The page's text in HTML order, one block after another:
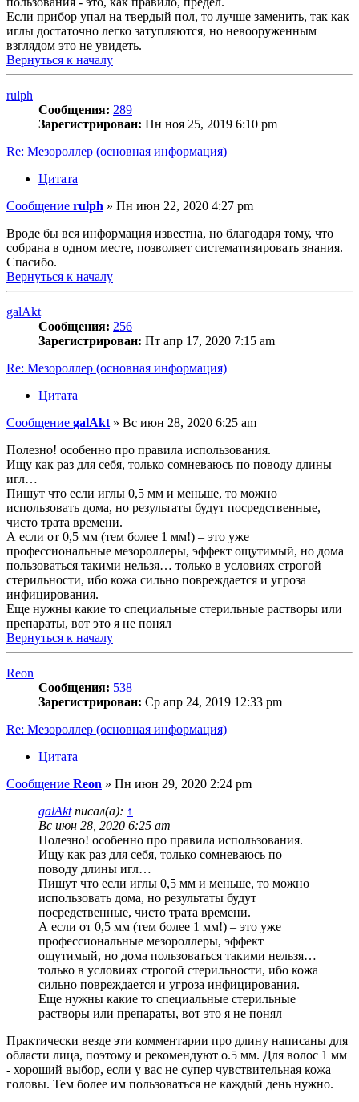
Если прибор упал на твердый пол, то лучше заменить, так как
иглы достаточно легко затупляются, но невооруженным
взглядом это не увидеть.
Вернуться к началу
rulph
Сообщения: 289
Зарегистрирован: Пн ноя 25, 2019 6:10 pm
Re: Мезороллер (основная информация)
Цитата
Сообщение rulph » Пн июн 22, 2020 4:27 pm
Вроде бы вся информация известна, но благодаря тому, что
собрана в одном месте, позволяет систематизировать знания.
Спасибо.
Вернуться к началу
galAkt
Сообщения: 256
Зарегистрирован: Пт апр 17, 2020 7:15 am
Re: Мезороллер (основная информация)
Цитата
Сообщение galAkt » Вс июн 28, 2020 6:25 am
Полезно! особенно про правила использования.
Ищу как раз для себя, только сомневаюсь по поводу длины
игл…
Пишут что если иглы 0,5 мм и меньше, то можно
использовать дома, но результаты будут посредственные,
чисто трата времени.
А если от 0,5 мм (тем более 1 мм!) – это уже
профессиональные мезороллеры, эффект ощутимый, но дома
пользоваться такими нельзя… только в условиях строгой
стерильности, ибо кожа сильно повреждается и угроза
инфицирования.
Еще нужны какие то специальные стерильные растворы или
препараты, вот это я не понял
Вернуться к началу
Reon
Сообщения: 538
Зарегистрирован: Ср апр 24, 2019 12:33 pm
Re: Мезороллер (основная информация)
Цитата
Сообщение Reon » Пн июн 29, 2020 2:24 pm
galAktписал(а): ↑
Вс июн 28, 2020 6:25 am
Полезно! особенно про правила использования.
Ищу как раз для себя, только сомневаюсь по
поводу длины игл…
Пишут что если иглы 0,5 мм и меньше, то можно
использовать дома, но результаты будут
посредственные, чисто трата времени.
А если от 0,5 мм (тем более 1 мм!) – это уже
профессиональные мезороллеры, эффект
ощутимый, но дома пользоваться такими нельзя…
только в условиях строгой стерильности, ибо кожа
сильно повреждается и угроза инфицирования.
Еще нужны какие то специальные стерильные
растворы или препараты, вот это я не понял
Практически везде эти комментарии про длину написаны для
области лица, поэтому и рекомендуют о.5 мм. Для волос 1 мм
- хороший выбор, если у вас не супер чувствительная кожа
головы. Тем более им пользоваться не каждый день нужно.